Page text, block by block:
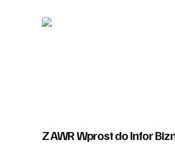
Z AWR Wprost do Infor